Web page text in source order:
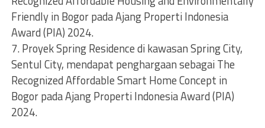
Friendly in Bogor pada Ajang Properti Indonesia
Award (PIA) 2024.
7. Proyek Spring Residence di kawasan Spring City,
Sentul City, mendapat penghargaan sebagai The
Recognized Affordable Smart Home Concept in
Bogor pada Ajang Properti Indonesia Award (PIA)
2024.